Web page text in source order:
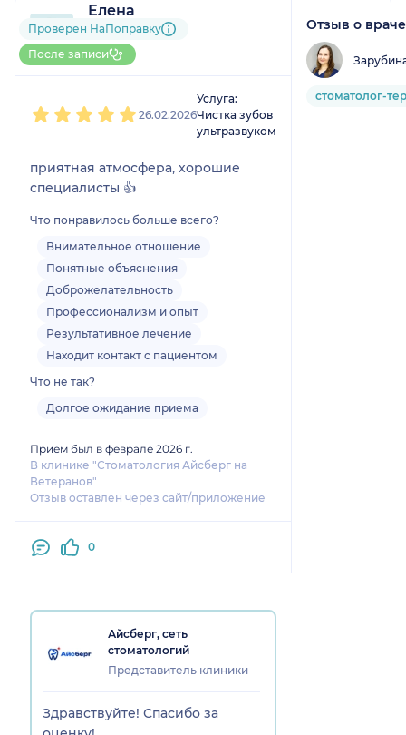
Елена
6 отзывов
Больше 10 записей через
НаПоправку
Проверен НаПоправку
После записи
26.02.2026
Услуга:
Чистка зубов
ультразвуком
приятная атмосфера, хорошие
специалисты 👍
Что понравилось больше всего?
Внимательное отношение
Понятные объяснения
Доброжелательность
Профессионализм и опыт
Результативное лечение
Находит контакт с пациентом
Что не так?
Долгое ожидание приема
Прием был в феврале 2026 г.
В клинике "Стоматология Айсберг на
Ветеранов"
Отзыв оставлен через сайт/приложение
0
Отзыв о враче
стоматолог-
Айсберг, сеть
стоматологий
Представитель клиники
Здравствуйте! Спасибо за